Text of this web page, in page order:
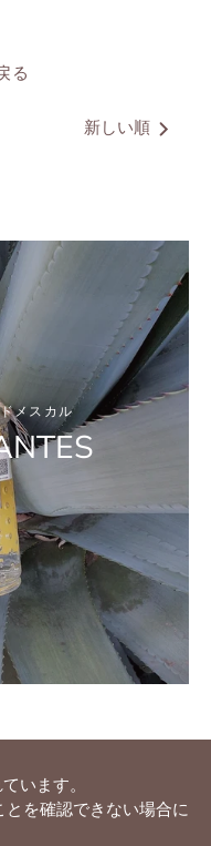
る
新しい順
メスカル
います。
を確認できない場合に